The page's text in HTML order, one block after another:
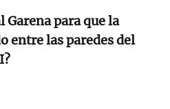
Garena para que la
entre las paredes del